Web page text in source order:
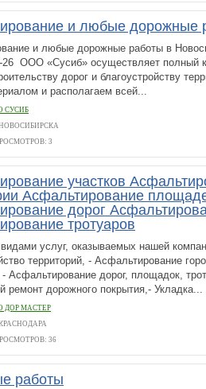
и любые дорожные
и любые дорожные работы в
26 ООО «Сусиб» осуществляет полный
дорог и благоустройству
и располагаем всей...
СУСИБ
3
участков
Асфальтирование
дорог
тротуаров
услуг, оказываемых нашей
территорий, - Асфальтирование
- Асфальтирование дорог, площадок,
ремонт дорожного покрытия,- Укладка...
ДОР МАСТЕР
36
работы